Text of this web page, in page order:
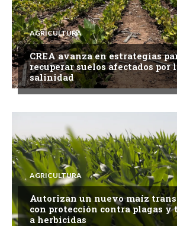
AGRICULTURA
CREA avanza en estrategias
recuperar suelos afectados por
salinidad
AGRICULTURA
Autorizan un nuevo maíz
con protección contra plagas y
a herbicidas